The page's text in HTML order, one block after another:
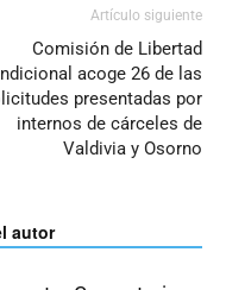
Artículo siguiente
Comisión de Libertad
acoge 26 de las
presentadas por
internos de cárceles de
Valdivia y Osorno
autor